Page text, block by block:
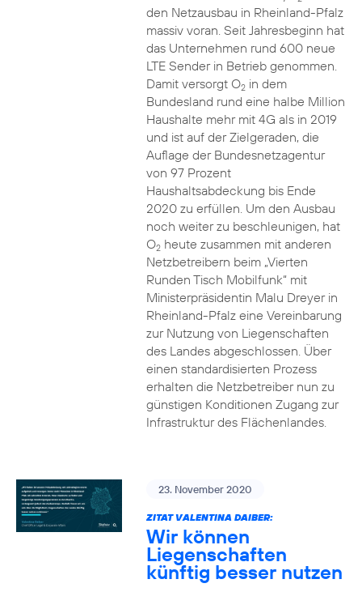
den Netzausbau in Rheinland-Pfalz
massiv voran. Seit Jahresbeginn hat
das Unternehmen rund 600 neue
LTE Sender in Betrieb genommen.
Damit versorgt O2in dem
Bundesland rund eine halbe Million
Haushalte mehr mit 4G als in 2019
und ist auf der Zielgeraden, die
Auflage der Bundesnetzagentur
von 97 Prozent
Haushaltsabdeckung bis Ende
2020 zu erfüllen. Um den Ausbau
noch weiter zu beschleunigen, hat
O2heute zusammen mit anderen
Netzbetreibern beim „Vierten
Runden Tisch Mobilfunk“ mit
Ministerpräsidentin Malu Dreyer in
Rheinland-Pfalz eine Vereinbarung
zur Nutzung von Liegenschaften
des Landes abgeschlossen. Über
einen standardisierten Prozess
erhalten die Netzbetreiber nun zu
günstigen Konditionen Zugang zur
Infrastruktur des Flächenlandes.
23. November 2020
ZITAT VALENTINA DAIBER:
Wir können
Liegenschaften
künftig besser nutzen